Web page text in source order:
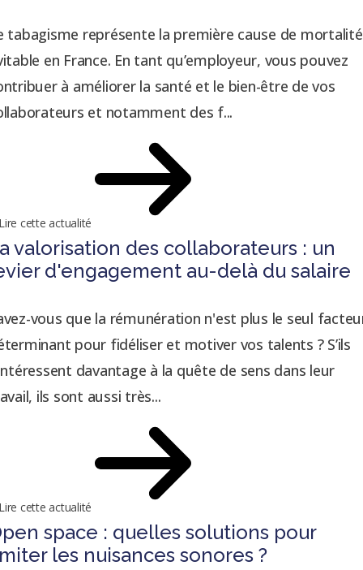
tabagisme représente la première cause de mortalité
en France. En tant qu’employeur, vous pouvez
à améliorer la santé et le bien-être de vos
et notamment des f...
cette actualité
valorisation des collaborateurs : un
d'engagement au-delà du salaire
vous que la rémunération n'est plus le seul
pour fidéliser et motiver vos talents ? S’ils
davantage à la quête de sens dans leur
ils sont aussi très...
cette actualité
space : quelles solutions pour
les nuisances sonores ?